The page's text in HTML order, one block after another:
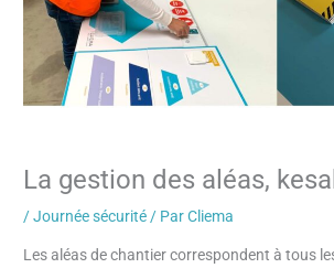
La gestion des aléas,
/Journée sécurité/ ParCliema
Les aléas de chantier correspondent à tous